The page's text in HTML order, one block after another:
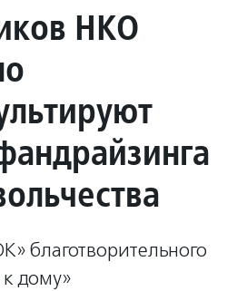
НКО
благотворительного
дому»